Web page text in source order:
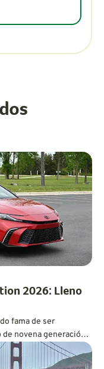
2026: Lleno
fama de ser
novena generación
y también es
de combustible.